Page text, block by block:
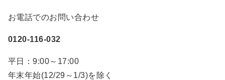
お電話でのお問い合わせ
0120-116-032
平日：9:00～17:00
年末年始(12/29～1/3)を除く